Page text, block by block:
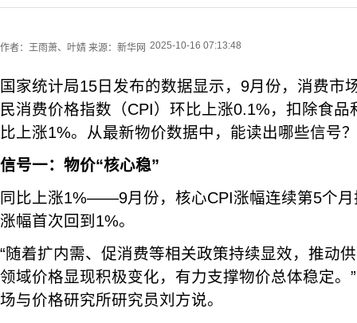
作者： 王雨萧、叶婧 来源： 新华网 2025-10-16 07:13:48
国家统计局15日发布的数据显示，9月份，消费市
民消费价格指数（CPI）环比上涨0.1%，扣除食
比上涨1%。从最新物价数据中，能读出哪些信号？
信号一：物价“核心稳”
同比上涨1%——9月份，核心CPI涨幅连续第5个月
涨幅首次回到1%。
“随着扩内需、促消费等相关政策持续显效，推动
领域价格显现积极变化，有力支撑物价总体稳定。
场与价格研究所研究员刘方说。